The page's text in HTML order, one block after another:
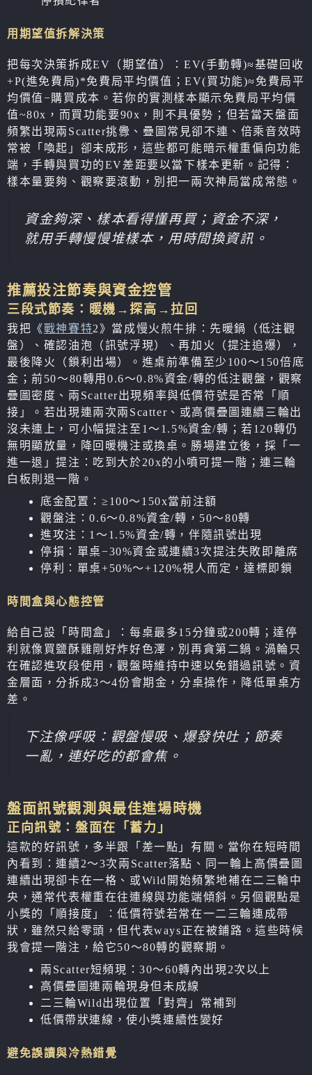
用期望值拆解決策
把每次決策拆成EV（期望值）：EV(手動轉)≈基礎回收
+P(進免費局)*免費局平均價值；EV(買功能)≈免費局平
均價值−購買成本。若你的實測樣本顯示免費局平均價
值~80x，而買功能要90x，則不具優勢；但若當天盤面
頻繁出現兩Scatter挑釁、疊圖常見卻不連、倍乘音效時
常被「喚起」卻未成形，這些都可能暗示權重偏向功能
端，手轉與買功的EV差距要以當下樣本更新。記得：
樣本量要夠、觀察要滾動，別把一兩次神局當成常態。
資金夠深、樣本看得懂再買；資金不深，
就用手轉慢慢堆樣本，用時間換資訊。
推薦投注節奏與資金控管
三段式節奏：暖機→探高→拉回
我把《戰神賽特2》當成慢火煎牛排：先暖鍋（低注觀
盤）、確認油泡（訊號浮現）、再加火（提注追爆），
最後降火（鎖利出場）。進桌前準備至少100～150倍底
金；前50～80轉用0.6～0.8%資金/轉的低注觀盤，觀察
疊圖密度、兩Scatter出現頻率與低價符號是否常「順
接」。若出現連兩次兩Scatter、或高價疊圖連續三輪出
沒未連上，可小幅提注至1～1.5%資金/轉；若120轉仍
無明顯放量，降回暖機注或換桌。勝場建立後，採「一
進一退」提注：吃到大於20x的小噴可提一階；連三輪
白板則退一階。
底金配置：≥100～150x當前注額
觀盤注：0.6～0.8%資金/轉，50～80轉
進攻注：1～1.5%資金/轉，伴隨訊號出現
停損：單桌−30%資金或連續3次提注失敗即離席
停利：單桌+50%～+120%視人而定，達標即鎖
時間盒與心態控管
給自己設「時間盒」：每桌最多15分鐘或200轉；達停
利就像買鹽酥雞剛好炸好色澤，別再貪第二鍋。渦輪只
在確認進攻段使用，觀盤時維持中速以免錯過訊號。資
金層面，分拆成3～4份會期金，分桌操作，降低單桌方
差。
下注像呼吸：觀盤慢吸、爆發快吐；節奏
一亂，連好吃的都會焦。
盤面訊號觀測與最佳進場時機
正向訊號：盤面在「蓄力」
這款的好訊號，多半跟「差一點」有關。當你在短時間
內看到：連續2～3次兩Scatter落點、同一輪上高價疊圖
連續出現卻卡在一格、或Wild開始頻繁地補在二三輪中
央，通常代表權重在往連線與功能端傾斜。另個觀點是
小獎的「順接度」：低價符號若常在一二三輪連成帶
狀，雖然只給零頭，但代表ways正在被鋪路。這些時候
我會提一階注，給它50～80轉的觀察期。
兩Scatter短頻現：30～60轉內出現2次以上
高價疊圖連兩輪現身但未成線
二三輪Wild出現位置「對齊」常補到
低價帶狀連線，使小獎連續性變好
避免誤讀與冷熱錯覺